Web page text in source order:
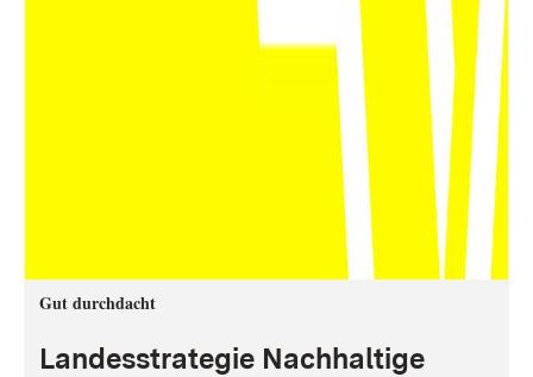
Gut durchdacht
Landesstrategie Nachhaltige